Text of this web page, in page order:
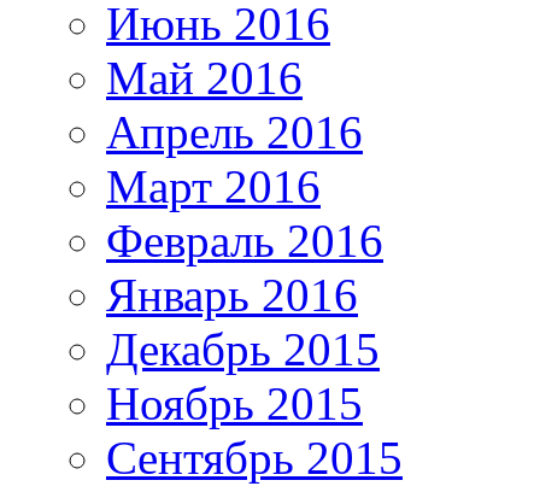
Июнь 2016
Май 2016
Апрель 2016
Март 2016
Февраль 2016
Январь 2016
Декабрь 2015
Ноябрь 2015
Сентябрь 2015